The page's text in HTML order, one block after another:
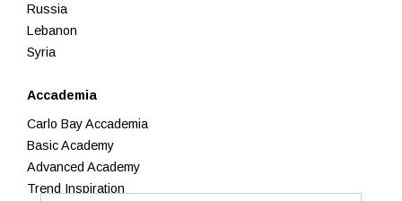
Russia
Lebanon
Syria
Accademia
Carlo Bay Accademia
Basic Academy
Advanced Academy
Trend Inspiration